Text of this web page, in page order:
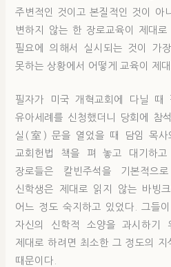
주변적인 것이고 본질적인 것이 아
변하지 않는 한 장로교육이 제대
필요에 의해서 실시되는 것이 가
못하는 상황에서 어떻게 교육이 제
필자가 미국 개혁교회에 다닐 때
유아세례를 신청했더니 당회에 참
실(室) 문을 열었을 때 담임 목사
교회헌법 책을 펴 놓고 대기하
장로들은 칼빈주석을 기본적으
신학생은 제대로 읽지 않는 바빙
어느 정도 숙지하고 있었다. 그들
자신의 신학적 소양을 과시하기
제대로 하려면 최소한 그 정도의 지
때문이다.